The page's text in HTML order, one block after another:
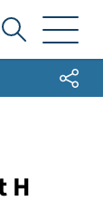
Ich
suche...Share
H